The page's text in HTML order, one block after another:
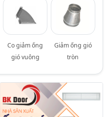
Co giảm ống
gió vuông
Giảm ống gió
tròn